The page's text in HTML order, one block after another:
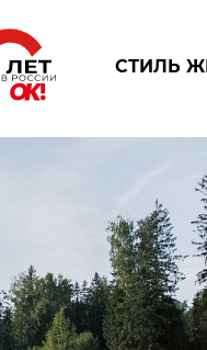
СТИЛЬ